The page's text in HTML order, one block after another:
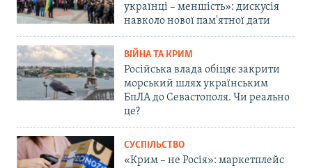
українці – меншість»: дискусія
навколо нової пам'ятної дати
ВІЙНА ТА КРИМ
Російська влада обіцяє закрити
морський шлях українським
БпЛА до Севастополя. Чи реально
це?
СУСПІЛЬСТВО
«Крим – не Росія»: маркетплейс